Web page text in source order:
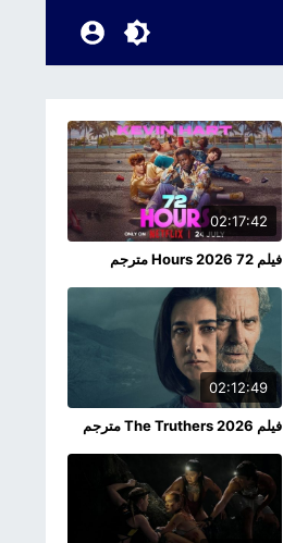
02:17:42
فيلم 72 Hours 2026 مترجم
02:12:49
فيلم The Truthers 2026 مترجم